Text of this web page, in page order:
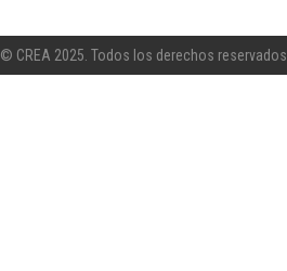
© CREA 2025. Todos los derechos reservados